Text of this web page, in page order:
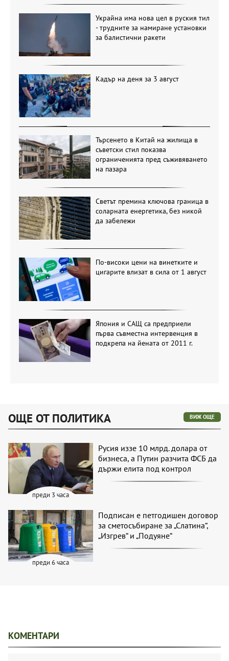
Украйна има нова цел в руския тил
- трудните за намиране установки
за балистични ракети
Кадър на деня за 3 август
Търсенето в Китай на жилища в
съветски стил показва
ограниченията пред съживяването
на пазара
Светът премина ключова граница в
соларната енергетика, без никой
да забележи
По-високи цени на винетките и
цигарите влизат в сила от 1 август
Япония и САЩ са предприели
първа съвместна интервенция в
подкрепа на йената от 2011 г.
ОЩЕ ОТ ПОЛИТИКА ВИЖ ОЩЕ
преди 3 часа
Русия иззе 10 млрд. долара от
бизнеса, а Путин разчита ФСБ да
държи елита под контрол
преди 6 часа
Подписан е петгодишен договор
за сметосъбиране за „Слатина“,
„Изгрев“ и „Подуяне“
КОМЕНТАРИ